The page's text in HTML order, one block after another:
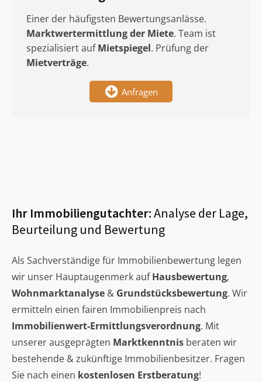
Einer der häufigsten Bewertungsanlässe.
Marktwertermittlungder Miete. Team ist
spezialisiert aufMietspiegel. Prüfung der
Mietverträge.
Anfragen
Ihr Immobiliengutachter:Analyse der Lage,
Beurteilung und Bewertung
Als Sachverständige für Immobilienbewertung legen
wir unser Hauptaugenmerk aufHausbewertung,
Wohnmarktanalyse & Grundstücksbewertung. Wir
ermitteln einen fairen Immobilienpreis nach
Immobilienwert-Ermittlungsverordnung. Mit
unserer ausgeprägten Marktkenntnis beraten wir
bestehende & zukünftige Immobilienbesitzer. Fragen
Sie nach einen kostenlosen Erstberatung!